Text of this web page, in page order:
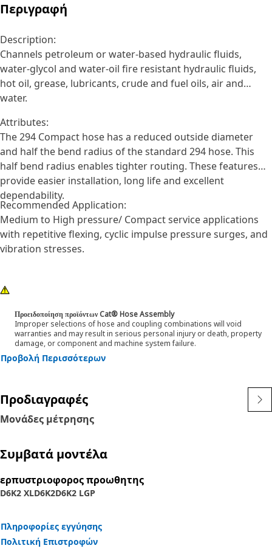
Περιγραφή
Description:
Channels petroleum or water-based hydraulic fluids,
water-glycol and water-oil fire resistant hydraulic fluids,
hot oil, grease, lubricants, crude and fuel oils, air and
water.
Attributes:
The 294 Compact hose has a reduced outside diameter
and half the bend radius of the standard 294 hose. This
half bend radius enables tighter routing. These features
provide easier installation, long life and excellent
dependability.
Recommended Application:
Medium to High pressure/ Compact service applications
with repetitive flexing, cyclic impulse pressure surges, and
vibration stresses.
Προειδοποίηση προϊόντων Cat® Hose Assembly
Improper selections of hose and coupling combinations will void
warranties and may result in serious personal injury or death, property
damage, or component and machine system failure.
Προβολή Περισσότερων
Προδιαγραφές
Μονάδες μέτρησης
Συμβατά μοντέλα
ερπυστριοφορος προωθητης
D6K2 XLD6K2D6K2 LGP
Πληροφορίες εγγύησης
Πολιτική Επιστροφών